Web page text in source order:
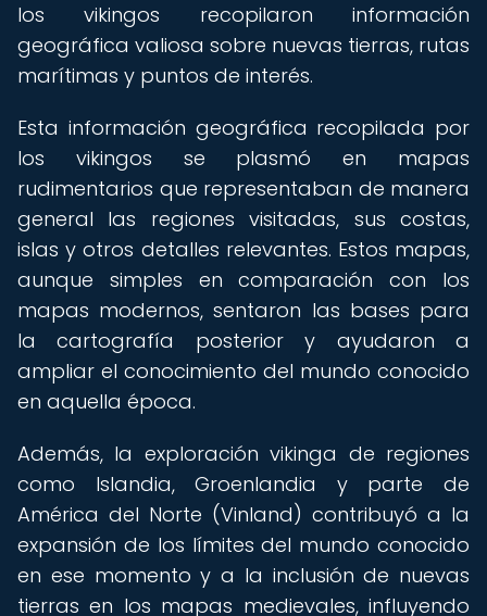
los vikingos recopilaron información
geográfica valiosa sobre nuevas tierras, rutas
marítimas y puntos de interés.
Esta información geográfica recopilada por
los vikingos se plasmó en mapas
rudimentarios que representaban de manera
general las regiones visitadas, sus costas,
islas y otros detalles relevantes. Estos mapas,
aunque simples en comparación con los
mapas modernos, sentaron las bases para
la cartografía posterior y ayudaron a
ampliar el conocimiento del mundo conocido
en aquella época.
Además, la exploración vikinga de regiones
como Islandia, Groenlandia y parte de
América del Norte (Vinland) contribuyó a la
expansión de los límites del mundo conocido
en ese momento y a la inclusión de nuevas
tierras en los mapas medievales, influyendo